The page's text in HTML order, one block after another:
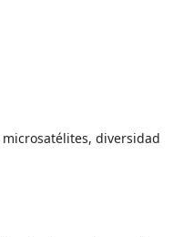
microsatélites, diversidad